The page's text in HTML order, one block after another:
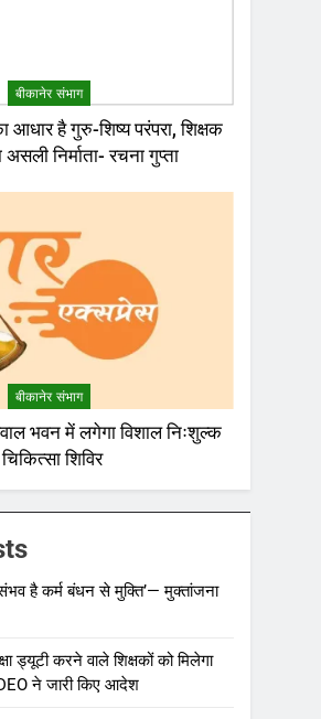
बीकानेर संभाग
आधार है गुरु-शिष्य परंपरा, शिक्षक
असली निर्माता- रचना गुप्ता
बीकानेर संभाग
भवन में लगेगा विशाल निःशुल्क
चिकित्सा शिविर
है कर्म बंधन से मुक्ति’— मुक्तांजना
ड्यूटी करने वाले शिक्षकों को मिलेगा
ने जारी किए आदेश